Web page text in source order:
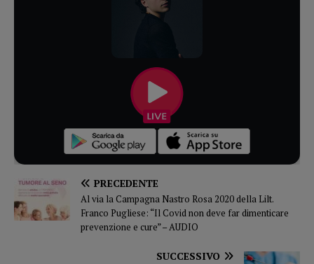
PRECEDENTE
Al via la Campagna Nastro Rosa 2020 della Lilt.
Franco Pugliese: “Il Covid non deve far dimenticare
prevenzione e cure” – AUDIO
SUCCESSIVO